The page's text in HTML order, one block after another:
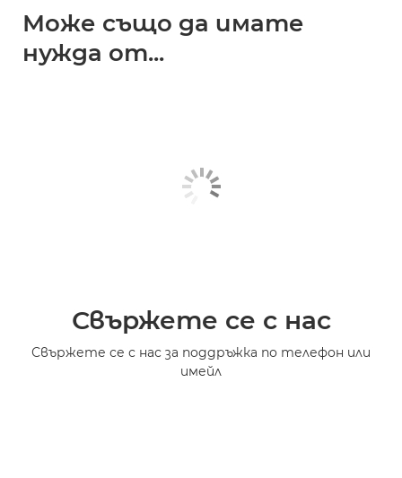
Може също да имате
нужда от...
Свържете се с нас
Свържете се с нас за поддръжка по телефон или
имейл